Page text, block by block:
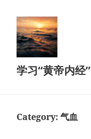
学习“黄帝内经”
Category:气血